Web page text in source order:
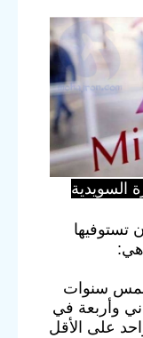
السويدية
خمس سنوات
وأربعة في
على الأقل